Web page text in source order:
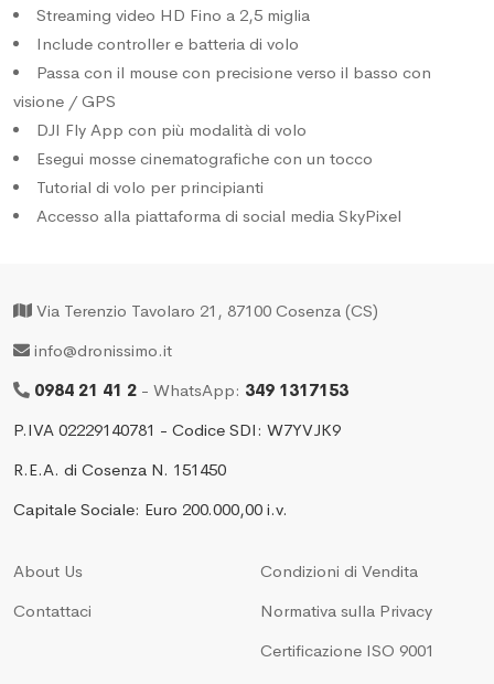
Streaming video HD Fino a 2,5 miglia
Include controller e batteria di volo
Passa con il mouse con precisione verso il basso con
visione / GPS
DJI Fly App con più modalità di volo
Esegui mosse cinematografiche con un tocco
Tutorial di volo per principianti
Accesso alla piattaforma di social media SkyPixel
Via Terenzio Tavolaro 21, 87100 Cosenza (CS)
info@dronissimo.it
0984 21 41 2 - WhatsApp: 349 1317153
P.IVA 02229140781 - Codice SDI: W7YVJK9
R.E.A. di Cosenza N. 151450
Capitale Sociale: Euro 200.000,00 i.v.
About Us
Contattaci
Condizioni di Vendita
Normativa sulla Privacy
Certificazione ISO 9001